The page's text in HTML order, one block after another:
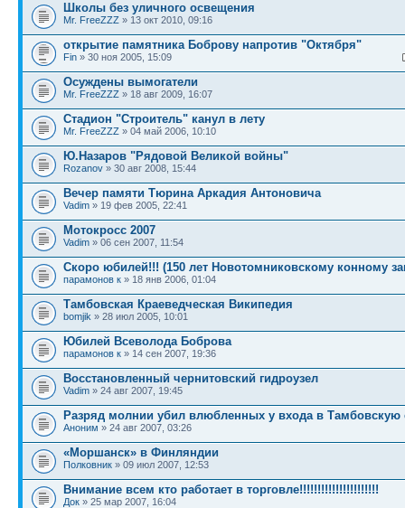
Школы без уличного освещения
Mr. FreeZZZ » 13 окт 2010, 09:16
открытие памятника Боброву напротив "Октября"
Fin » 30 ноя 2005, 15:09
Осуждены вымогатели
Mr. FreeZZZ » 18 авг 2009, 16:07
Стадион "Строитель" канул в лету
Mr. FreeZZZ » 04 май 2006, 10:10
Ю.Назаров "Рядовой Великой войны"
Rozanov » 30 авг 2008, 15:44
Вечер памяти Тюрина Аркадия Антоновича
Vadim » 19 фев 2005, 22:41
Мотокросс 2007
Vadim » 06 сен 2007, 11:54
Скоро юбилей!!! (150 лет Новотомниковскому конному
парамонов к » 18 янв 2006, 01:04
Тамбовская Краеведческая Википедия
bomjik » 28 июл 2005, 10:01
Юбилей Всеволода Боброва
парамонов к » 14 сен 2007, 19:36
Восстановленный чернитовский гидроузел
Vadim » 24 авг 2007, 19:45
Разряд молнии убил влюбленных у входа в Тамбовскую
Аноним » 24 авг 2007, 03:26
«Моршанск» в Финляндии
Полковник » 09 июл 2007, 12:53
Внимание всем кто работает в торговле!!!!!!!!!!!!!!!!!!!!!!
Док » 25 мар 2007, 16:04